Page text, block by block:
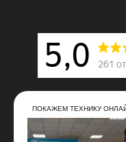
ПОКАЖЕМ ТЕХНИКУ